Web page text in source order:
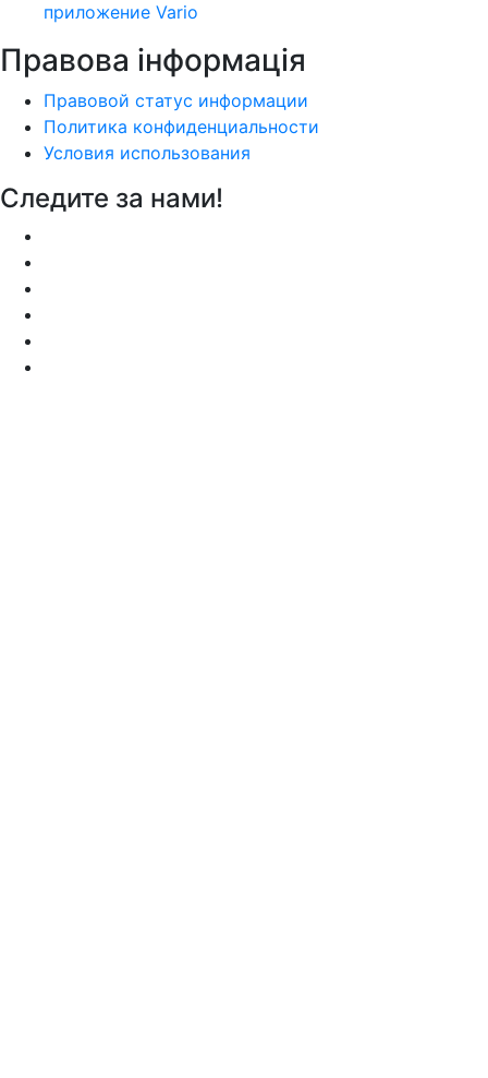
приложение Vario
Правова інформація
Правовой статус информации
Политика конфиденциальности
Условия использования
Следите за нами!